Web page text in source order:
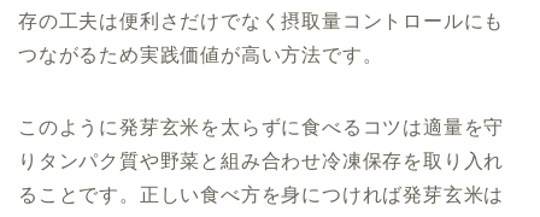
存の工夫は便利さだけでなく摂取量コントロールにも
つながるため実践価値が高い方法です。
このように発芽玄米を太らずに食べるコツは適量を守
りタンパク質や野菜と組み合わせ冷凍保存を取り入れ
ることです。正しい食べ方を身につければ発芽玄米は